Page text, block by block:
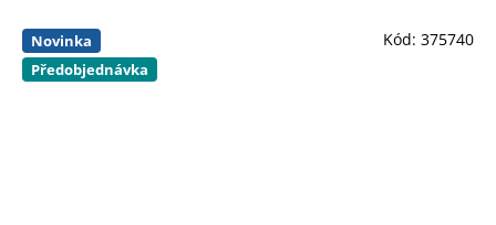
Novinka
Předobjednávka
Kód: 375740